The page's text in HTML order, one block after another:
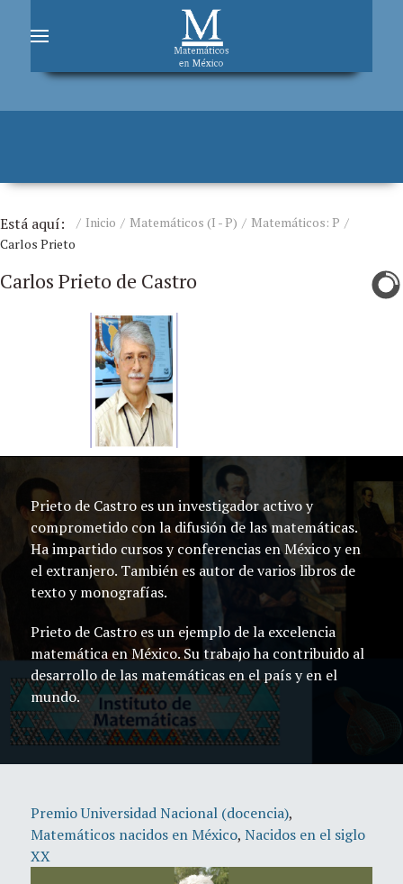
Está aquí: Inicio Matemáticos (I - P)
Matemáticos: P
Carlos Prieto
Carlos Prieto de Castro
Prieto de Castro es un investigador activo y
comprometido con la difusión de las matemáticas.
Ha impartido cursos y conferencias en México y en
el extranjero. También es autor de varios libros de
texto y monografías.
Prieto de Castro es un ejemplo de la excelencia
matemática en México. Su trabajo ha contribuido al
desarrollo de las matemáticas en el país y en el
mundo.
Premio Universidad Nacional (docencia),
Matemáticos nacidos en México, Nacidos en el siglo
XX